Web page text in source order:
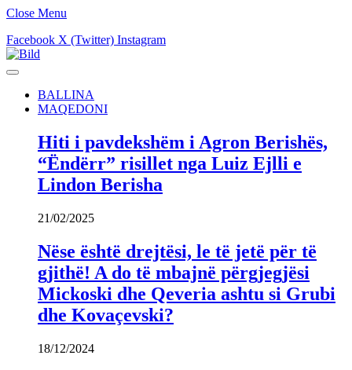
Close Menu
Facebook X (Twitter) Instagram
BALLINA
MAQEDONI
Hiti i pavdekshëm i Agron Berishës,
“Ëndërr” risillet nga Luiz Ejlli e
Lindon Berisha
21/02/2025
Nëse është drejtësi, le të jetë për të
gjithë! A do të mbajnë përgjegjësi
Mickoski dhe Qeveria ashtu si Grubi
dhe Kovaçevski?
18/12/2024